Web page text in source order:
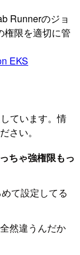
Runnerのジョ
権限を適切に管
EKS
ています。情
さい。
ちゃ強権限もっ
て設定してる
然違うんだか